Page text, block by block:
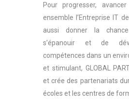
Pour progresser,
ensemble l’Entreprise IT
aussi donner la
s’épanouir et de
compétences dans un
et stimulant, GLOBAL
et crée des partenariats
écoles et les centres de